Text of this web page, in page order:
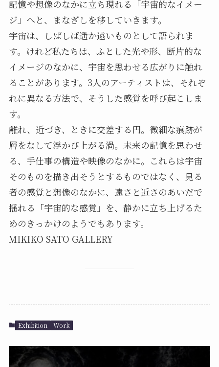
記憶や想像のなかに立ち現れる「宇宙的なイメー
ジ」へと、まなざしを移していきます。
宇宙は、しばしば遥か遠いものとして語られま
す。けれど私たちは、ふとした光や形、断片的な
イメージのなかに、宇宙を思わせる広がりに触れ
ることがあります。3人のアーティストは、それぞ
れに異なる方法で、そうした感覚を呼び起こしま
す。
離れ、近づき、ときに交差する円。微細な痕跡が
層をなして浮かび上がる渦。未来の記憶を思わせ
る、手仕事の構造や映像のなかに。これらは宇宙
そのものを描き出そうとするものではなく、見る
者の感覚と想像のなかに、遠さと近さのあいだで
揺れる「宇宙的な感覚」を、静かに立ち上げるた
めのきっかけのようでもあります。
MIKIKO SATO GALLERY
Exhibition Work